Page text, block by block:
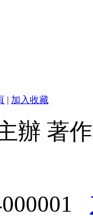
| 加入收藏
辦 著